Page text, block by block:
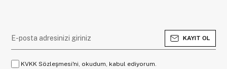
KAYIT OL
KVKK Sözleşmesi'ni, okudum, kabul ediyorum.